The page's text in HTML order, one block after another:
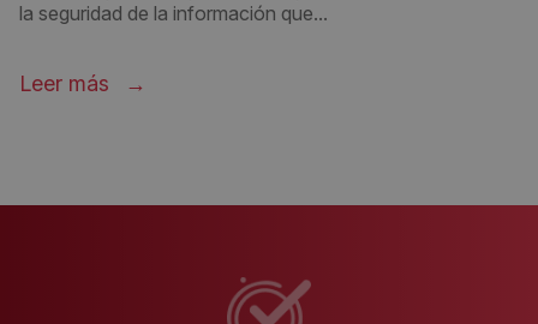
la seguridad de la información que...
Leer más